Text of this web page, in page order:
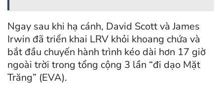
Ngay sau khi hạ cánh, David Scott và James
Irwin đã triển khai LRV khỏi khoang chứa và
bắt đầu chuyến hành trình kéo dài hơn 17 giờ
ngoài trời trong tổng cộng 3 lần “đi dạo Mặt
Trăng” (EVA).